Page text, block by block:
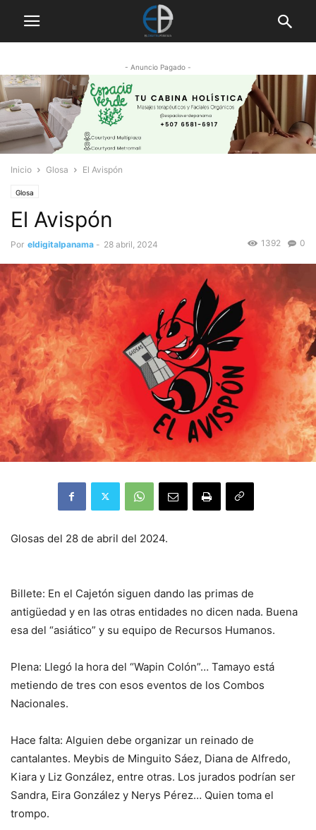
- Anuncio Pagado -
Inicio Glosa El Avispón
Glosa
El Avispón
Por eldigitalpanama - 28 abril, 2024 0
1392
Glosas del 28 de abril del 2024.
Billete: En el Cajetón siguen dando las primas de
antigüedad y en las otras entidades no dicen nada. Buena
esa del “asiático” y su equipo de Recursos Humanos.
Plena: Llegó la hora del “Wapin Colón”… Tamayo está
metiendo de tres con esos eventos de los Combos
Nacionales.
Hace falta: Alguien debe organizar un reinado de
cantalantes. Meybis de Minguito Sáez, Diana de Alfredo,
Kiara y Liz González, entre otras. Los jurados podrían ser
Sandra, Eira González y Nerys Pérez… Quien toma el
trompo.